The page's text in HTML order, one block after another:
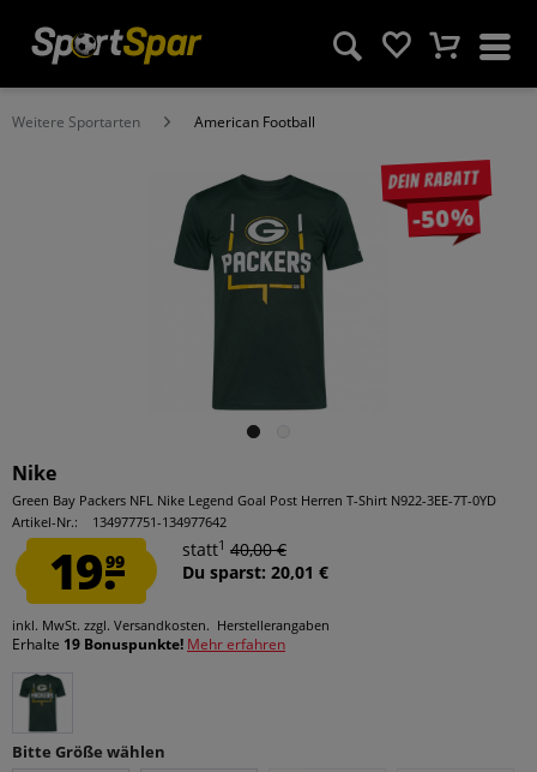
Weitere Sportarten American Football
Dein Rabatt
-50%
Nike
Green Bay Packers NFL Nike Legend Goal Post Herren T-Shirt N922-3EE-7T-0YD
Artikel-Nr.:
134977751-134977642
19.99
statt1 40,00 €
Du sparst: 20,01 €
inkl. MwSt. zzgl. Versandkosten. Herstellerangaben
Erhalte 19 Bonuspunkte! Mehr erfahren
Bitte Größe wählen